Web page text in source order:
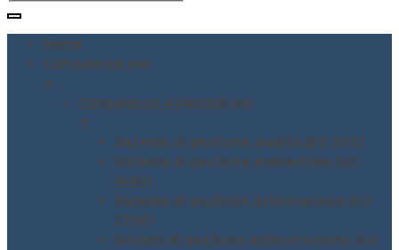
Home
Consulenze per
▼
Consulenze Aziendali per
▼
Sistema di gestione qualità ISO 9001
Sistema di gestione ambientale ISO
14001
Sistema di gestione informazione ISO
27001
Sistemi di gestione anticorruzione ISO